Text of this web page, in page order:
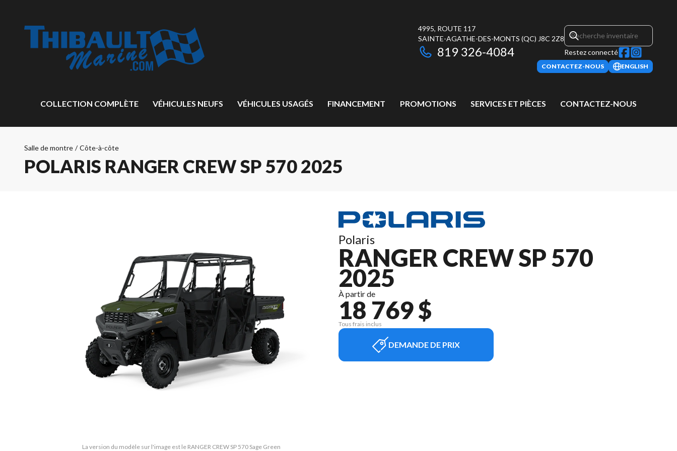
4995, ROUTE 117
SAINTE-AGATHE-DES-MONTS (QC) J8C 2Z8
819 326-4084 Restez connecté
CONTACTEZ-NOUS ENGLISH
COLLECTION COMPLÈTE VÉHICULES NEUFS VÉHICULES USAGÉS FINANCEMENT PROMOTIONS SERVICES ET PIÈCES CONTACTEZ-NOUS
Salle de montre / Côte-à-côte
POLARIS RANGER CREW SP 570 2025
La version du modèle sur l'image est le RANGER CREW SP 570 Sage Green
Polaris
RANGER CREW SP 570
2025
À partir de
18 769 $
Tous frais inclus
DEMANDE DE PRIX